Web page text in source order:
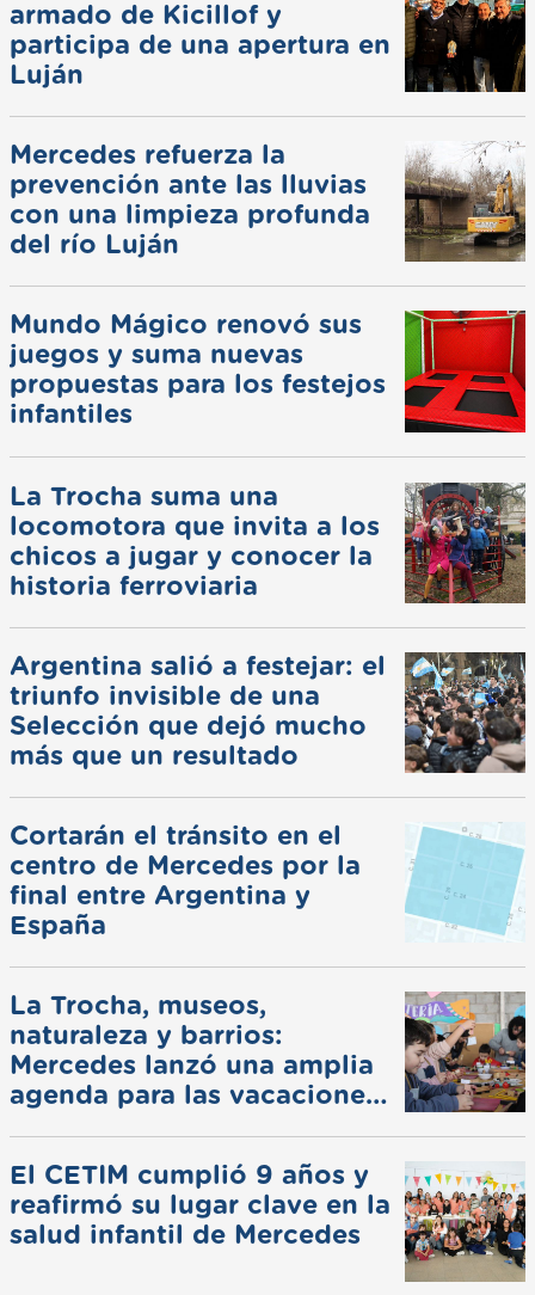
armado de Kicillof y
participa de una apertura en
Luján
Mercedes refuerza la
prevención ante las lluvias
con una limpieza profunda
del río Luján
Mundo Mágico renovó sus
juegos y suma nuevas
propuestas para los festejos
infantiles
La Trocha suma una
locomotora que invita a los
chicos a jugar y conocer la
historia ferroviaria
Argentina salió a festejar: el
triunfo invisible de una
Selección que dejó mucho
más que un resultado
Cortarán el tránsito en el
centro de Mercedes por la
final entre Argentina y
España
La Trocha, museos,
naturaleza y barrios:
Mercedes lanzó una amplia
agenda para las vacaciones
El CETIM cumplió 9 años y
reafirmó su lugar clave en la
salud infantil de Mercedes